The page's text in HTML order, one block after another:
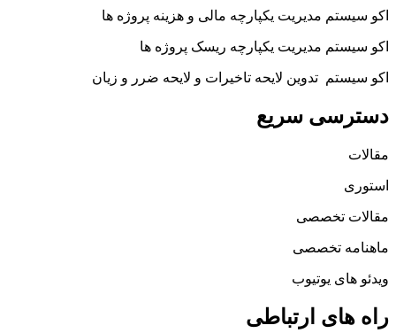
اکو سیستم مدیریت یکپارچه مالی و هزینه پروژه ها
اکو سیستم مدیریت یکپارچه ریسک پروژه ها
اکو سیستم تدوین لایحه تاخیرات و لایحه ضرر و زیان
دسترسی سریع
مقالات
استوری
مقالات تخصصی
ماهنامه تخصصی
ویدئو های یوتیوب
راه های ارتباطی